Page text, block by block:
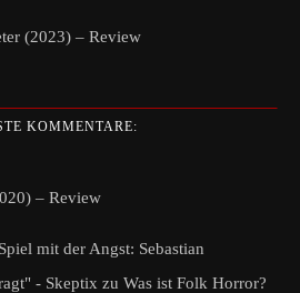
(2023) – Review
KOMMENTARE:
– Review
mit der Angst: Sebastian
- Skeptix zu Was ist Folk Horror?